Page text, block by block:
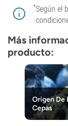
*Según el
Más
producto:
Origen De
Cepas